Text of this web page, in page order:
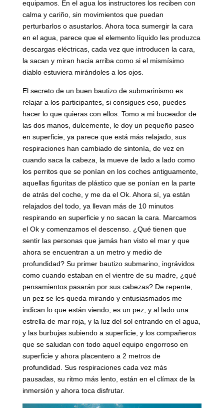
equipamos. En el agua los instructores los reciben con
calma y cariño, sin movimientos que puedan
perturbarlos o asustarlos. Ahora toca sumergir la cara
en el agua, parece que el elemento líquido les produzca
descargas eléctricas, cada vez que introducen la cara,
la sacan y miran hacia arriba como si el mismísimo
diablo estuviera mirándoles a los ojos.
El secreto de un buen bautizo de submarinismo es
relajar a los participantes, si consigues eso, puedes
hacer lo que quieras con ellos. Tomo a mi buceador de
las dos manos, dulcemente, le doy un pequeño paseo
en superficie, ya parece que está más relajado, sus
respiraciones han cambiado de sintonía, de vez en
cuando saca la cabeza, la mueve de lado a lado como
los perritos que se ponían en los coches antiguamente,
aquellas figuritas de plástico que se ponían en la parte
de atrás del coche, y me da el Ok. Ahora sí, ya están
relajados del todo, ya llevan más de 10 minutos
respirando en superficie y no sacan la cara. Marcamos
el Ok y comenzamos el descenso. ¿Qué tienen que
sentir las personas que jamás han visto el mar y que
ahora se encuentran a un metro y medio de
profundidad? Su primer bautizo submarino, ingrávidos
como cuando estaban en el vientre de su madre, ¿qué
pensamientos pasarán por sus cabezas? De repente,
un pez se les queda mirando y entusiasmados me
indican lo que están viendo, es un pez, y al lado una
estrella de mar roja, y la luz del sol entrando en el agua,
y las burbujas subiendo a superficie, y los compañeros
que se saludan con todo aquel equipo engorroso en
superficie y ahora placentero a 2 metros de
profundidad. Sus respiraciones cada vez más
pausadas, su ritmo más lento, están en el clímax de la
inmersión y ahora toca disfrutar.